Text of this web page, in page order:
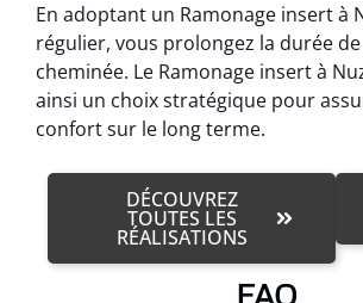
En adoptant un Ramonage insert à
régulier, vous prolongez la durée
cheminée. Le Ramonage insert à
ainsi un choix stratégique pour
confort sur le long terme.
DÉCOUVREZ
TOUTES LES
RÉALISATIONS
FAQ